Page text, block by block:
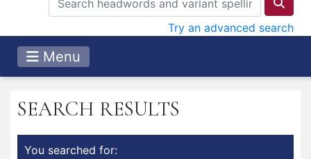
Try an advanced search
Menu
SEARCH RESULTS
You searched for: